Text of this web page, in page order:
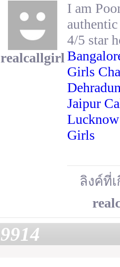
realcallgirl
I am
4/5 star
Girls
Jaipur
Girls
ลิงค์ที่
9914